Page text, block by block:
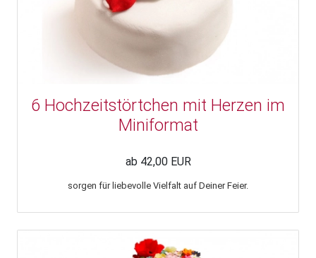
6 Hochzeitstörtchen mit Herzen im
Miniformat
ab 42,00 EUR
sorgen für liebevolle Vielfalt auf Deiner Feier.